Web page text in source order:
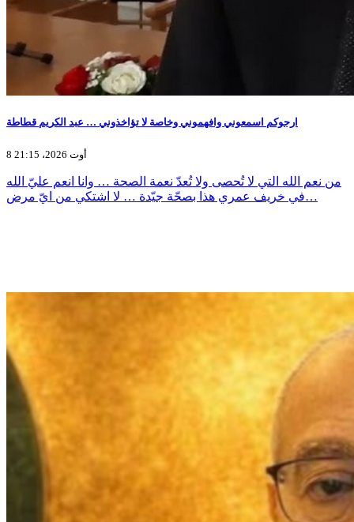
ارجوكم اسمعوني وافهموني وخاصة لا تؤاخذوني … عبد الكريم قطاطة
8 أوت 2026، 21:15
من نعم الله التي لا تُحصى ولا تُعدّ نعمة الصحة … وانا انعم عليّ الله
في خريف عمري هذا بصحّة جيّدة … لا اشتكي من ايّ مرض…